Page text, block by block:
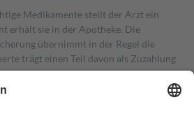
Medikamente stellt der Arzt ein
erhält sie in der Apotheke. Die
übernimmt in der Regel die
trägt einen Teil davon als Zuzahlung
Zuzahlungen in Höhe von zehn